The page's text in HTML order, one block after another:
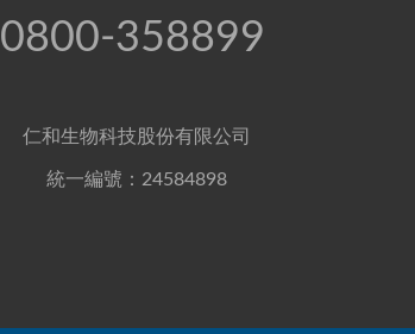
0800-358899
仁和生物科技股份有限公司
統一編號：24584898